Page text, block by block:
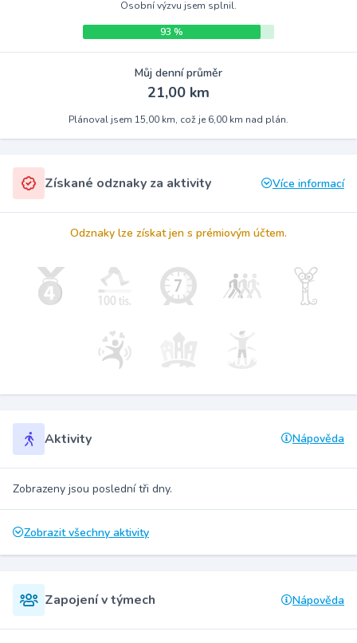
Osobní výzvu jsem splnil.
93 %
Můj denní průměr
21,00 km
Plánoval jsem 15,00 km, což je 6,00 km nad plán.
Získané odznaky za aktivity Více informací
Odznaky lze získat jen s prémiovým účtem.
Aktivity Nápověda
Zobrazeny jsou poslední tři dny.
Zobrazit všechny aktivity
Zapojení v týmech Nápověda